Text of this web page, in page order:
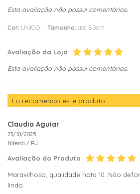
Esta avaliação não possui comentários.
Cor: UNICO Tamanho: até 80cm
Avaliação da Loja
Esta avaliação não possui comentários.
Eu recomendo este produto
Claudia Aguiar
23/10/2025
Niterói / RJ
Avaliação do Produto
Maravilhoso, qualidade nota 10. Não
lindo.